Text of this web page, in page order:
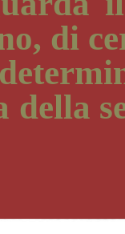
di
della